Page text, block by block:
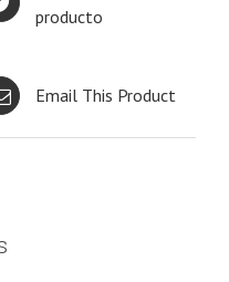
producto
Email This Product